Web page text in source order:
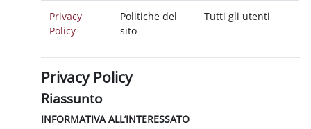
Privacy
Policy
Politiche del
sito
Tutti gli utenti
Privacy Policy
Riassunto
INFORMATIVA ALL’INTERESSATO